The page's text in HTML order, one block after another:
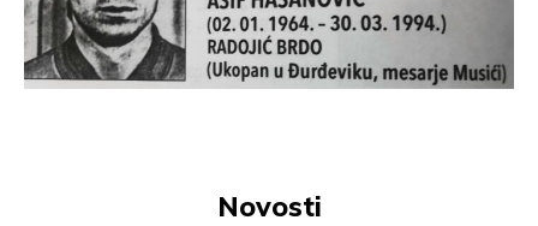
Novosti